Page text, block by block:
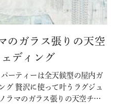
のガラス張りの天空
ディング
ーティーは全天候型の屋内ガ
グ 贅沢に使って叶うラグジュ
ラマのガラス張りの天空チャ